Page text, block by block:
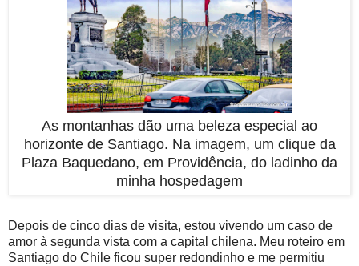
As montanhas dão uma beleza especial ao
horizonte de Santiago. Na imagem, um clique da
Plaza Baquedano, em Providência, do ladinho da
minha hospedagem
Depois de cinco dias de visita, estou vivendo um caso de
amor à segunda vista com a capital chilena. Meu roteiro em
Santiago do Chile ficou super redondinho e me permitiu